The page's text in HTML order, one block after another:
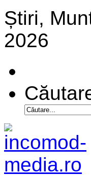
Știri,
2026